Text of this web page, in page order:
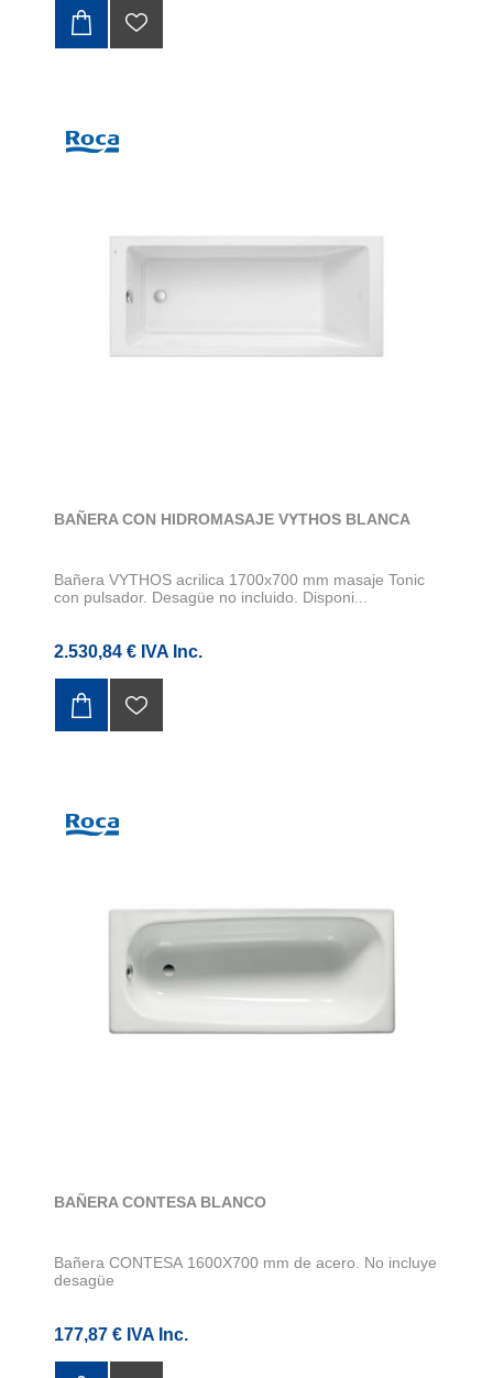
BAÑERA CON HIDROMASAJE VYTHOS BLANCA
Bañera VYTHOS acrilica 1700x700 mm masaje Tonic
con pulsador. Desagüe no incluido. Disponi...
2.530,84 € IVA Inc.
BAÑERA CONTESA BLANCO
Bañera CONTESA 1600X700 mm de acero. No incluye
desagüe
177,87 € IVA Inc.